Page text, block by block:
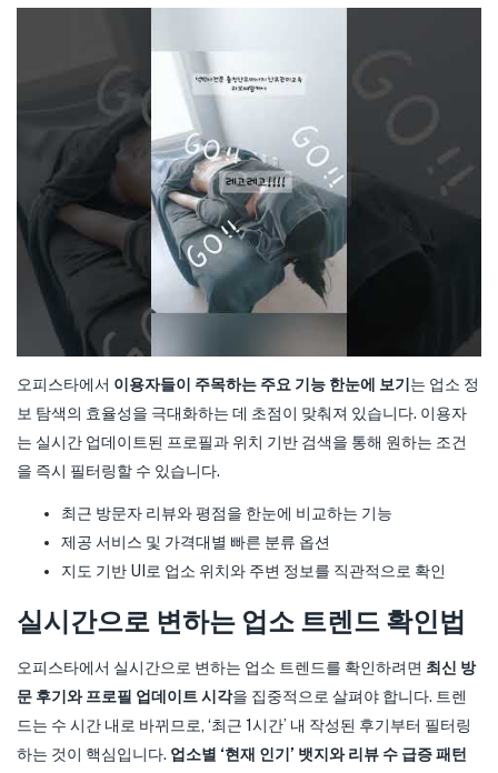
오피스타에서 이용자들이 주목하는 주요 기능 한눈에 보기는 업소 정
보 탐색의 효율성을 극대화하는 데 초점이 맞춰져 있습니다. 이용자
는 실시간 업데이트된 프로필과 위치 기반 검색을 통해 원하는 조건
을 즉시 필터링할 수 있습니다.
최근 방문자 리뷰와 평점을 한눈에 비교하는 기능
제공 서비스 및 가격대별 빠른 분류 옵션
지도 기반 UI로 업소 위치와 주변 정보를 직관적으로 확인
실시간으로 변하는 업소 트렌드 확인법
오피스타에서 실시간으로 변하는 업소 트렌드를 확인하려면 최신 방
문 후기와 프로필 업데이트 시각을 집중적으로 살펴야 합니다. 트렌
드는 수 시간 내로 바뀌므로, ‘최근 1시간’ 내 작성된 후기부터 필터링
하는 것이 핵심입니다. 업소별 ‘현재 인기’ 뱃지와 리뷰 수 급증 패턴